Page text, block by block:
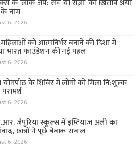
के ‘लॉक अप: सच या सज़ा’ का खिताब श्रेया
नाम
6, 2026
महिलाओं को आत्मनिर्भर बनाने की दिशा में
भारत फाउंडेशन की नई पहल
6, 2026
के शिविर में लोगों को मिला नि:शुल्क
6, 2026
जैपुरिया स्कूल्स में इम्तियाज़ अली का
छात्रों ने पूछे बेबाक सवाल
6, 2026